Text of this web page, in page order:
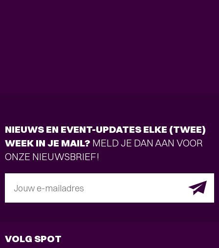
NIEUWS EN EVENT-UPDATES ELKE (TWEE)
WEEK IN JE MAIL? MELD JE DAN AAN VOOR
ONZE NIEUWSBRIEF!
Jouw e-mailadres
VOLG SPOT